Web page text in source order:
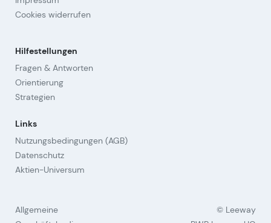
Cookies widerrufen
Hilfestellungen
Fragen & Antworten
Orientierung
Strategien
Links
Nutzungsbedingungen (AGB)
Datenschutz
Aktien-Universum
Allgemeine
© Leeway